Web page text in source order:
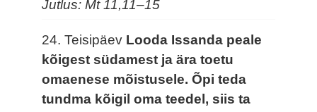
Jutlus: Mt 11,11–15
24. Teisipäev Looda Issanda peale
kõigest südamest ja ära toetu
omaenese mõistusele. Õpi teda
tundma kõigil oma teedel, siis ta